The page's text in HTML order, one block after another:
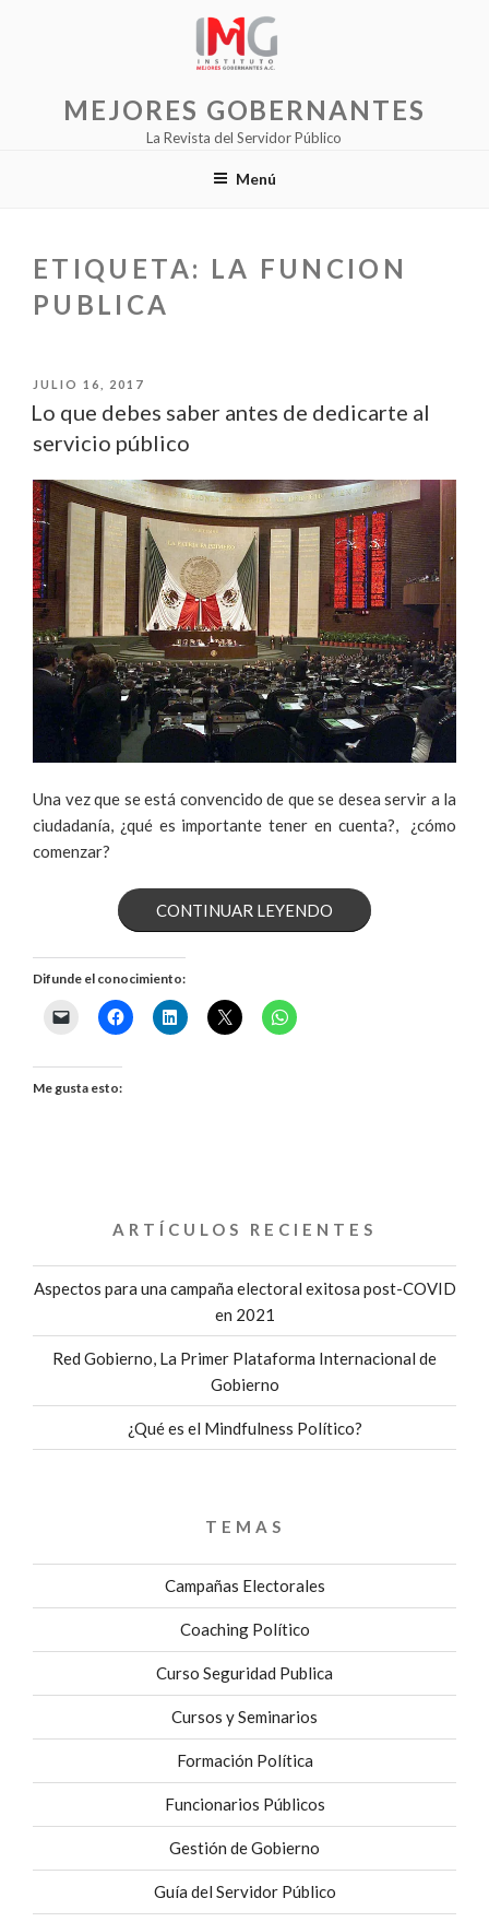
MEJORES GOBERNANTES
La Revista del Servidor Público
Menú
ETIQUETA: LA FUNCION
PUBLICA
PUBLICADO
JULIO 16, 2017
Lo que debes saber antes de dedicarte al
servicio público
Una vez que se está convencido de que se desea servir a la
ciudadanía, ¿qué es importante tener en cuenta?, ¿cómo
comenzar?
CONTINUAR LEYENDO«LO
PÚBLICO»
Difunde el conocimiento:
Me gusta esto:
ARTÍCULOS RECIENTES
Aspectos para una campaña electoral exitosa post-COVID
en 2021
Red Gobierno, La Primer Plataforma Internacional de
Gobierno
¿Qué es el Mindfulness Político?
TEMAS
Campañas Electorales
Coaching Político
Curso Seguridad Publica
Cursos y Seminarios
Formación Política
Funcionarios Públicos
Gestión de Gobierno
Guía del Servidor Público